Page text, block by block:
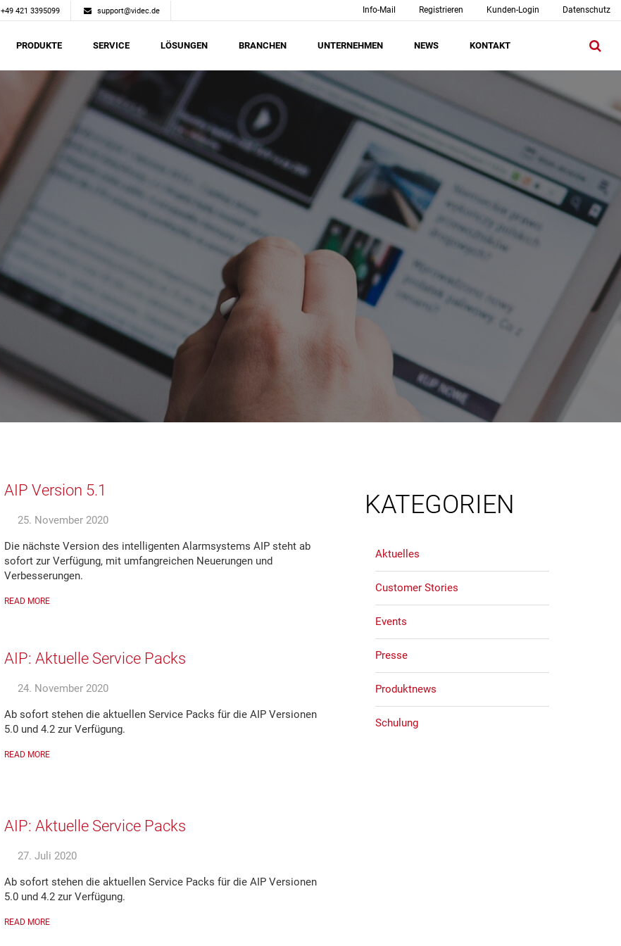
+49 421 3395099 support@videc.de Info-Mail Registrieren Kunden-Login Datenschutz
PRODUKTE SERVICE LÖSUNGEN BRANCHEN UNTERNEHMEN NEWS KONTAKT
AIP Version 5.1
25. November 2020
Die nächste Version des intelligenten Alarmsystems AIP steht ab
sofort zur Verfügung, mit umfangreichen Neuerungen und
Verbesserungen.
READ MORE
AIP: Aktuelle Service Packs
24. November 2020
Ab sofort stehen die aktuellen Service Packs für die AIP Versionen
5.0 und 4.2 zur Verfügung.
READ MORE
AIP: Aktuelle Service Packs
27. Juli 2020
Ab sofort stehen die aktuellen Service Packs für die AIP Versionen
5.0 und 4.2 zur Verfügung.
READ MORE
KATEGORIEN
Aktuelles
Customer Stories
Events
Presse
Produktnews
Schulung